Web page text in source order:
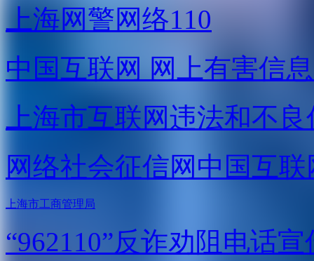
上海网警网络110
中国互联网 网上有害信
上海市互联网违法和不
网络社会征信网 中国互
上海市工商管理局
“962110”反诈劝阻电话宣